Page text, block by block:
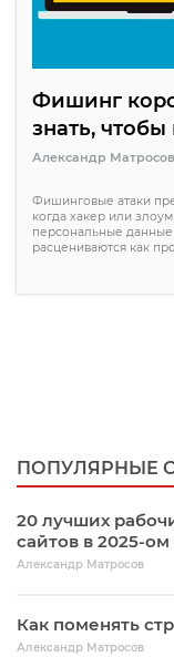
Фишинг
знать,
Александр Матросов
Фишинговые атаки
когда хакер или
персональные данные
расцениваются как
ПОПУЛЯРНЫЕ
20 лучших
сайтов в 2025-ом
Александр Матросов
Как поменять
Александр Матросов